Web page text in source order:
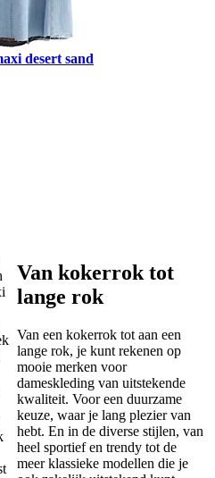
desert sand
Van kokerrok tot
lange rok
Van een kokerrok tot aan een
lange rok, je kunt rekenen op
mooie merken voor
dameskleding van uitstekende
kwaliteit. Voor een duurzame
keuze, waar je lang plezier van
hebt. En in de diverse stijlen, van
heel sportief en trendy tot de
meer klassieke modellen die je